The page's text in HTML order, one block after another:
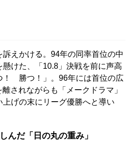
えかける。94年の同率首位の中
懸けた、「10.8」決戦を前に声高
勝つ！」。96年には首位の広
されながらも「メークドラマ」
げの末にリーグ優勝へと導い
んだ「日の丸の重み」